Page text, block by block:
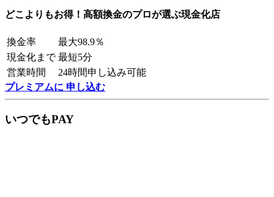
どこよりもお得！高額換金のプロが選ぶ現金化店
換金率
最大98.9％
現金化まで 最短5分
営業時間
24時間申し込み可能
プレミアムに 申し込む
いつでもPAY